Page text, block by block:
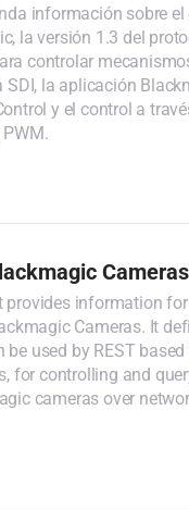
información sobre
la versión 1.3 del
controlar
SDI, la aplicación
y el control a
Cameras
provides information
Cameras. It
used by REST
for controlling and
cameras over